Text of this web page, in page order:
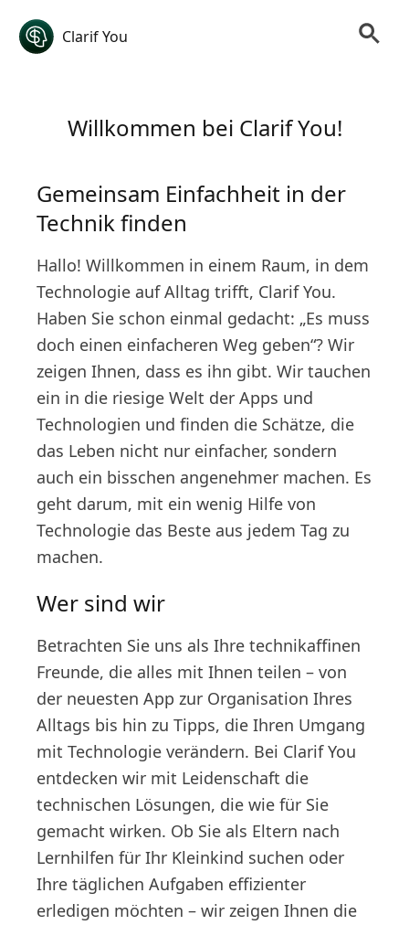
Clarif You
Willkommen bei Clarif You!
Gemeinsam Einfachheit in der
Technik finden
Hallo! Willkommen in einem Raum, in dem
Technologie auf Alltag trifft, Clarif You.
Haben Sie schon einmal gedacht: „Es muss
doch einen einfacheren Weg geben“? Wir
zeigen Ihnen, dass es ihn gibt. Wir tauchen
ein in die riesige Welt der Apps und
Technologien und finden die Schätze, die
das Leben nicht nur einfacher, sondern
auch ein bisschen angenehmer machen. Es
geht darum, mit ein wenig Hilfe von
Technologie das Beste aus jedem Tag zu
machen.
Wer sind wir
Betrachten Sie uns als Ihre technikaffinen
Freunde, die alles mit Ihnen teilen – von
der neuesten App zur Organisation Ihres
Alltags bis hin zu Tipps, die Ihren Umgang
mit Technologie verändern. Bei Clarif You
entdecken wir mit Leidenschaft die
technischen Lösungen, die wie für Sie
gemacht wirken. Ob Sie als Eltern nach
Lernhilfen für Ihr Kleinkind suchen oder
Ihre täglichen Aufgaben effizienter
erledigen möchten – wir zeigen Ihnen die